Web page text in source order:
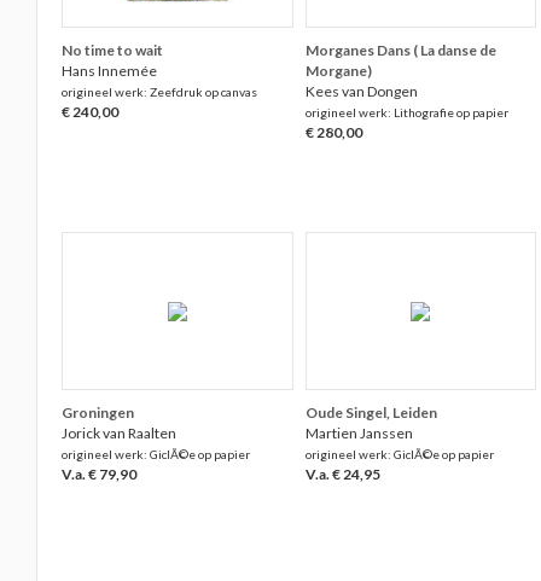
No time to wait
Hans Innemée
origineel werk: Zeefdruk op canvas
€ 240,00
Morganes Dans ( La danse de
Morgane)
Kees van Dongen
origineel werk: Lithografie op papier
€ 280,00
Groningen
Jorick van Raalten
origineel werk: GiclÃ©e op papier
V.a. € 79,90
Oude Singel, Leiden
Martien Janssen
origineel werk: GiclÃ©e op papier
V.a. € 24,95